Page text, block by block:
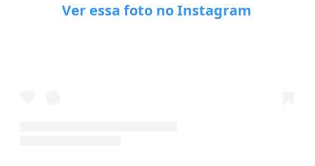
Ver essa foto no Instagram